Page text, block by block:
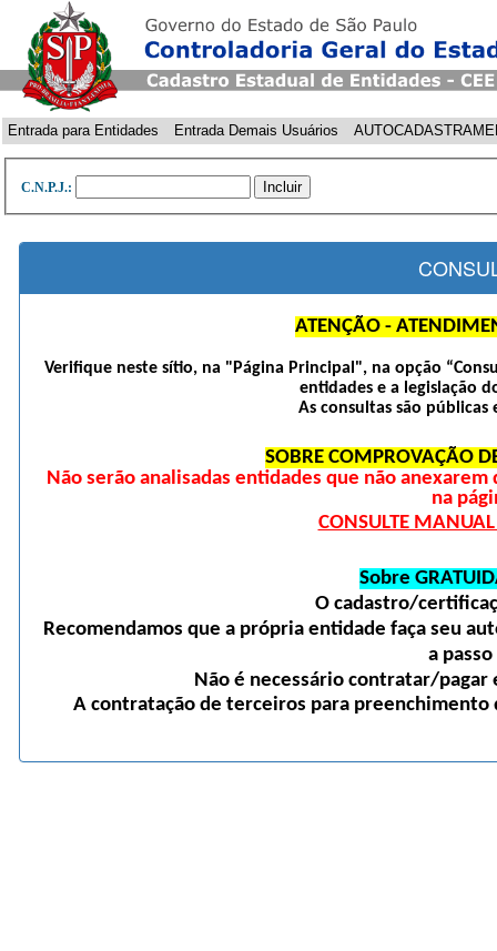
Entrada para Entidades Entrada Demais Usuários
C.N.P.J.:
ATENÇÃO -
Verifique neste sítio, na "Página Principal", na opção
entidades e a legislação
As consultas são públicas
SOBRE COMPROVAÇÃO
Não serão analisadas entidades que não
na
CONSULTE
Sobre
O cadastro/
Recomendamos que a própria entidade faça seu
a
Não é necessário contratar/
A contratação de terceiros para